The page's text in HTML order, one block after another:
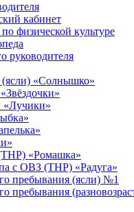
кабинет
физической культуре
руководителя
(ясли) «Солнышко»
«Лучики»
«Ромашка»
с ОВЗ (ТНР) «Радуга»
пребывания (ясли) №1
пребывания